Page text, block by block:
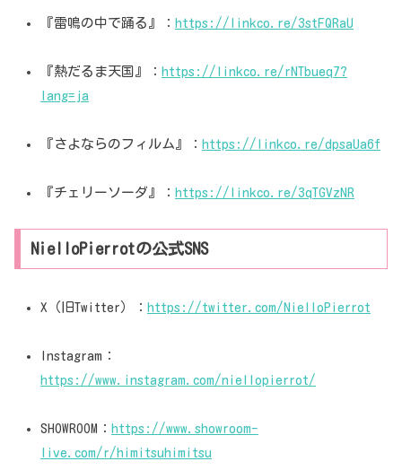
『雷鳴の中で踊る』： https://linkco.re/3stFQRaU
『熱だるま天国』： https://linkco.re/rNTbueq7?
lang=ja
『さよならのフィルム』： https://linkco.re/dpsaUa6f
『チェリーソーダ』： https://linkco.re/3qTGVzNR
NielloPierrotの公式SNS
X（旧Twitter）： https://twitter.com/NielloPierrot
Instagram：
https://www.instagram.com/niellopierrot/
SHOWROOM： https://www.showroom-
live.com/r/himitsuhimitsu